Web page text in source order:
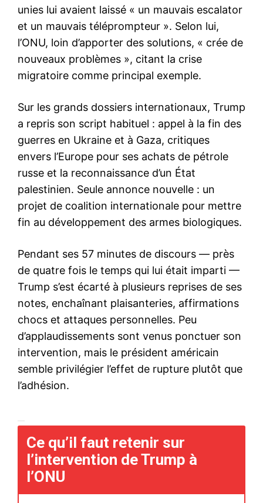
unies lui avaient laissé « un mauvais escalator
et un mauvais téléprompteur ». Selon lui,
l’ONU, loin d’apporter des solutions, « crée de
nouveaux problèmes », citant la crise
migratoire comme principal exemple.
Sur les grands dossiers internationaux, Trump
a repris son script habituel : appel à la fin des
guerres en Ukraine et à Gaza, critiques
envers l’Europe pour ses achats de pétrole
russe et la reconnaissance d’un État
palestinien. Seule annonce nouvelle : un
projet de coalition internationale pour mettre
fin au développement des armes biologiques.
Pendant ses 57 minutes de discours — près
de quatre fois le temps qui lui était imparti —
Trump s’est écarté à plusieurs reprises de ses
notes, enchaînant plaisanteries, affirmations
chocs et attaques personnelles. Peu
d’applaudissements sont venus ponctuer son
intervention, mais le président américain
semble privilégier l’effet de rupture plutôt que
l’adhésion.
Ce qu’il faut retenir sur
l’intervention de Trump à
l’ONU